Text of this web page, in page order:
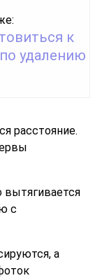
к
удалению
расстояние.
с
а